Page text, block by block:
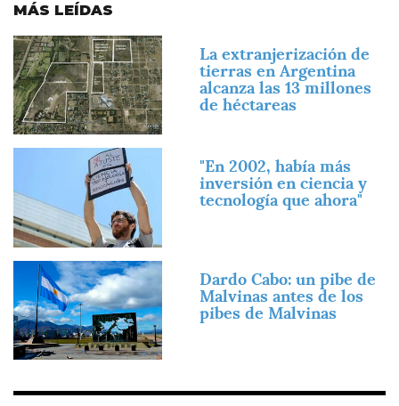
MÁS LEÍDAS
Imagen
La extranjerización de
tierras en Argentina
alcanza las 13 millones
de héctareas
"En 2002, había más
inversión en ciencia y
tecnología que ahora"
Imagen
Dardo Cabo: un pibe de
Malvinas antes de los
pibes de Malvinas